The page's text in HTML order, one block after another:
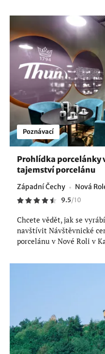
Poznávací
Prohlídka porcelánky
tajemství porcelánu
Západní Čechy Nová
9.5/10
Chcete vědět, jak se
navštívit Návštěvnické
porcelánu v Nové Roli v